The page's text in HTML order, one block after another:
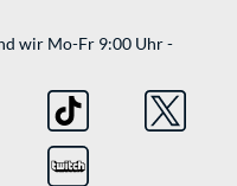
wir Mo-Fr 9:00 Uhr -